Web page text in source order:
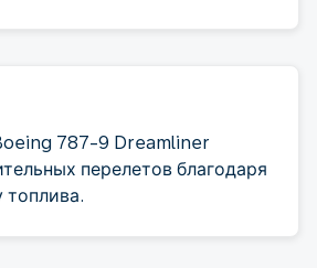
787-9 Dreamliner
перелетов благодаря